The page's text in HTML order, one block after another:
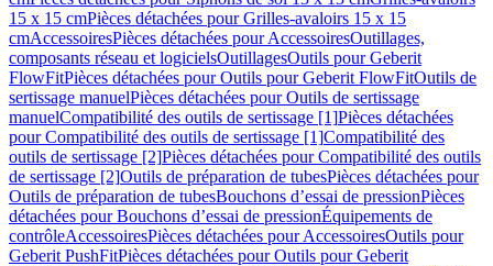
15 x 15 cmPièces détachées pour Grilles-avaloirs 15 x 15
cmAccessoiresPièces détachées pour AccessoiresOutillages,
composants réseau et logicielsOutillagesOutils pour Geberit
FlowFitPièces détachées pour Outils pour Geberit FlowFitOutils de
sertissage manuelPièces détachées pour Outils de sertissage
manuelCompatibilité des outils de sertissage [1]Pièces détachées
pour Compatibilité des outils de sertissage [1]Compatibilité des
outils de sertissage [2]Pièces détachées pour Compatibilité des outils
de sertissage [2]Outils de préparation de tubesPièces détachées pour
Outils de préparation de tubesBouchons d’essai de pressionPièces
détachées pour Bouchons d’essai de pressionÉquipements de
contrôleAccessoiresPièces détachées pour AccessoiresOutils pour
Geberit PushFitPièces détachées pour Outils pour Geberit